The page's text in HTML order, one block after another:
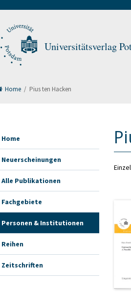
Universitätsverlag
Home / Pius ten Hacken
Home
Neuerscheinungen
Alle Publikationen
Fachgebiete
Personen & Institutionen
Reihen
Zeitschriften